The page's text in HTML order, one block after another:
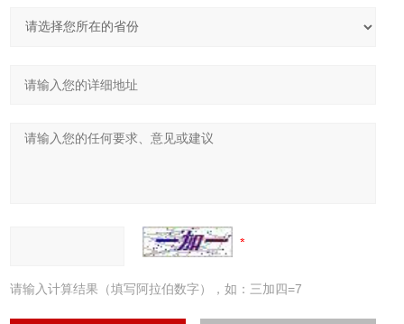
请输入计算结果（填写阿拉伯数字），如：三加四=7